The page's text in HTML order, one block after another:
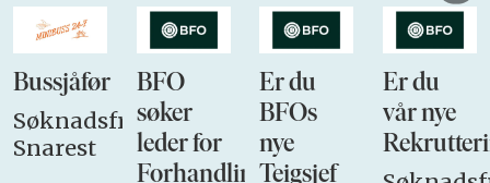
Bussjåfør
Søknadsfrist:
Snarest
BFO
søker
leder for
Forhandlingsutvalget
Er du
BFOs
nye
Teigsjef
Er du
vår nye